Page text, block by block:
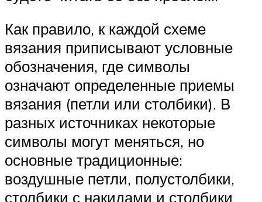
Как правило, к каждой схеме
вязания приписывают условные
обозначения, где символы
означают определенные приемы
вязания (петли или столбики). В
разных источниках некоторые
символы могут меняться, но
основные традиционные:
воздушные петли, полустолбики,
столбики с накидами и столбики